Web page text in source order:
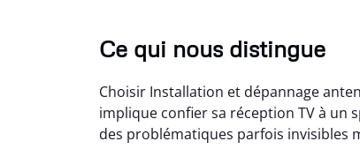
Ce qui nous distingue
Choisir Installation et dépannage
implique confier sa réception TV à un
des problématiques parfois invisibles